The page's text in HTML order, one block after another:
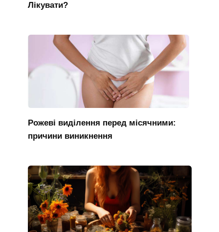
Лікувати?
Рожеві виділення перед місячними:
причини виникнення